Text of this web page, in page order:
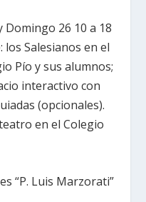
Domingo 26 10 a 18
los Salesianos en el
Pío y sus alumnos;
interactivo con
(opcionales).
en el Colegio
“P. Luis Marzorati”